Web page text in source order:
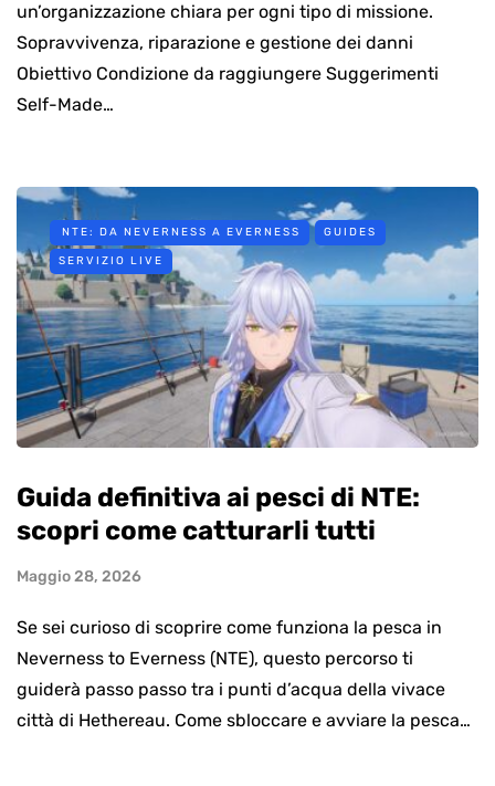
un’organizzazione chiara per ogni tipo di missione.
Sopravvivenza, riparazione e gestione dei danni
Obiettivo Condizione da raggiungere Suggerimenti
Self-Made…
NTE: DA NEVERNESS A EVERNESS GUIDES
SERVIZIO LIVE
Guida definitiva ai pesci di NTE:
scopri come catturarli tutti
Maggio 28, 2026
Se sei curioso di scoprire come funziona la pesca in
Neverness to Everness (NTE), questo percorso ti
guiderà passo passo tra i punti d’acqua della vivace
città di Hethereau. Come sbloccare e avviare la pesca…